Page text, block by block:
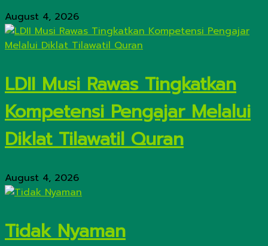
August 4, 2026
LDII Musi Rawas Tingkatkan
Kompetensi Pengajar Melalui
Diklat Tilawatil Quran
August 4, 2026
Tidak Nyaman